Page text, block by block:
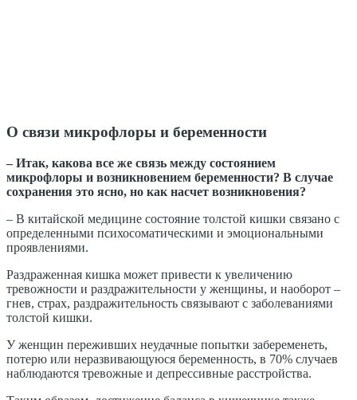
О связи микрофлоры и беременности
– Итак, какова все же связь между состоянием
микрофлоры и возникновением беременности? В случае
сохранения это ясно, но как насчет возникновения?
– В китайской медицине состояние толстой кишки связано с
определенными психосоматическими и эмоциональными
проявлениями.
Раздраженная кишка может привести к увеличению
тревожности и раздражительности у женщины, и наоборот –
гнев, страх, раздражительность связывают с заболеваниями
толстой кишки.
У женщин переживших неудачные попытки забеременеть,
потерю или неразвивающуюся беременность, в 70% случаев
наблюдаются тревожные и депрессивные расстройства.